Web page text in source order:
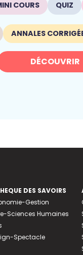
COURS QUIZ
ANNALES
DÉCOUVRIR
DES SAVOIRS
Gestion
Sciences Humaines
Spectacle